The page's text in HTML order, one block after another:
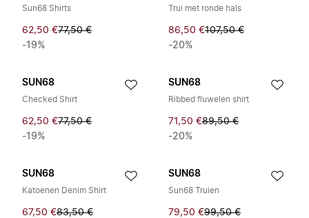
Sun68 Shirts
62,50 €77,50 €
-19%
Trui met ronde hals
86,50 €107,50 €
-20%
SUN68
Checked Shirt
62,50 €77,50 €
-19%
SUN68
Ribbed fluwelen shirt
71,50 €89,50 €
-20%
SUN68
Katoenen Denim Shirt
67,50 €83,50 €
SUN68
Sun68 Truien
79,50 €99,50 €